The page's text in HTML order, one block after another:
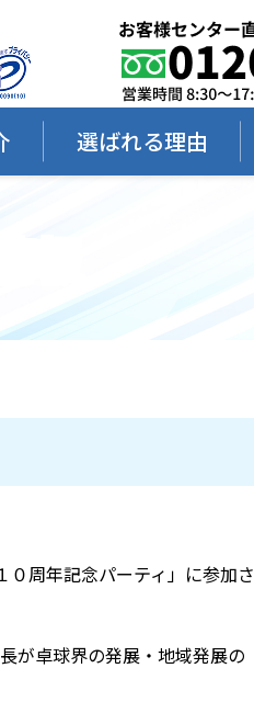
選ばれる理由
報
周年記念パーティ」に参加さ
が卓球界の発展・地域発展の